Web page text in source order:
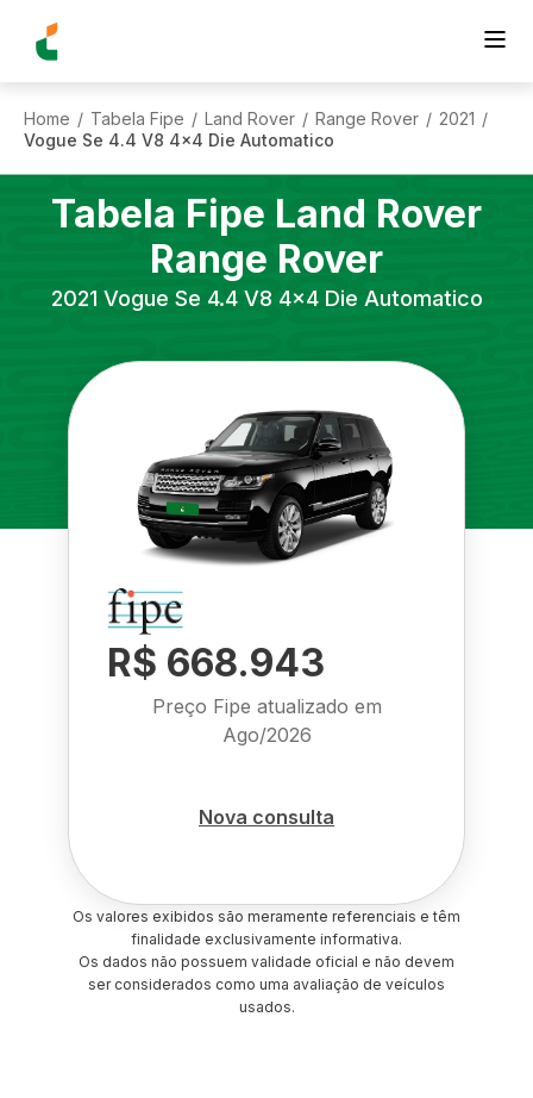
Home / Tabela Fipe / Land Rover / Range Rover / 2021 /
Vogue Se 4.4 V8 4x4 Die Automatico
Tabela Fipe Land Rover
Range Rover
2021 Vogue Se 4.4 V8 4x4 Die Automatico
R$ 668.943
Preço Fipe atualizado em
Ago/2026
Nova consulta
Os valores exibidos são meramente referenciais e têm
finalidade exclusivamente informativa.
Os dados não possuem validade oficial e não devem
ser considerados como uma avaliação de veículos
usados.